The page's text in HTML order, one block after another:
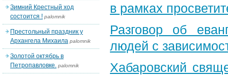
в рамках
Разговор об
людей с
Хабаровский
Зимний Крестный ход
состоится ! palomnik
Престольный праздник у
Архангела Михаила palomnik
Золотой октябрь в
Петропавловке. palomnik